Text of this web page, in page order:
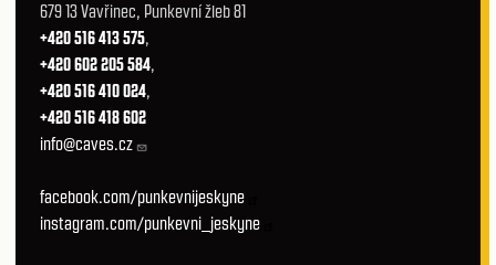
679 13 Vavřinec, Punkevní žleb 81
+420 516 413 575,
+420 602 205 584,
+420 516 410 024,
+420 516 418 602
info@caves.cz
facebook.com/punkevnijeskyne
instagram.com/punkevni_jeskyne